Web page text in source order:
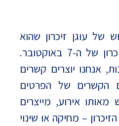
של עוגן זיכרון שהוא
הכרחי ומרכזי ברשת הזיכרון של ה-7 באוקטובר.
אנחנו יוצרים קשרים
הקשרים של הפרטים
אירוע, מייצרים
– מחיקה או שינוי